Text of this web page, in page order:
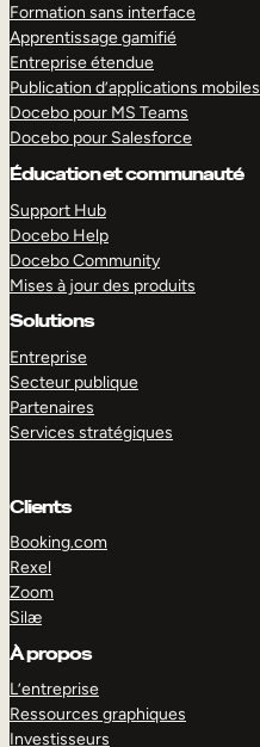
Formation sans interface
Apprentissage gamifié
Entreprise étendue
Publication d’applications mobiles
Docebo pour MS Teams
Docebo pour Salesforce
Éducation et communauté
Support Hub
Docebo Help
Docebo Community
Mises à jour des produits
Solutions
Entreprise
Secteur publique
Partenaires
Services stratégiques
Clients
Booking.com
Rexel
Zoom
Silæ
À propos
L’entreprise
Ressources graphiques
Investisseurs